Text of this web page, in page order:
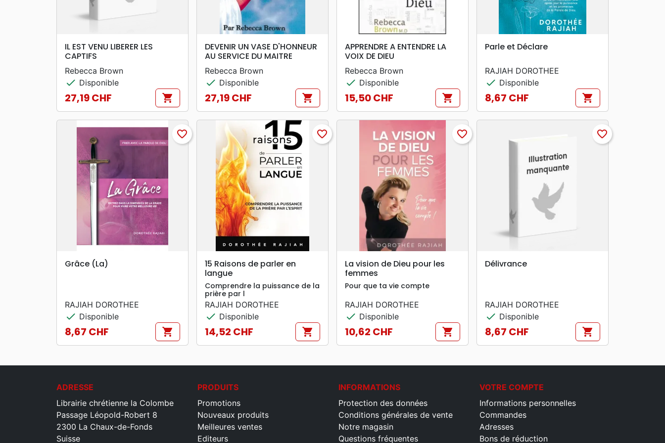
searchAPERÇU RAPIDE
IL EST VENU LIBERER LES
CAPTIFS
Rebecca Brown
check Disponible
Prix
27,19 CHF shopping_cart
search APERÇU RAPIDE
DEVENIR UN VASE D'HONNEUR
AU SERVICE DU MAITRE
Rebecca Brown
check Disponible
Prix
27,19 CHF shopping_cart
searchAPERÇU RAPIDE
APPRENDRE A ENTENDRE LA
VOIX DE DIEU
Rebecca Brown
check Disponible
Prix
15,50 CHF shopping_cart
search APERÇU RAPIDE
Parle et Déclare
RAJIAH DOROTHEE
check Disponible
Prix
8,67 CHF shopping_cart
searchAPERÇU RAPIDE
favorite_border
Grâce (La)
RAJIAH DOROTHEE
check Disponible
Prix
8,67 CHF shopping_cart
search APERÇU RAPIDE
favorite_border
15 Raisons de parler en
langue
Comprendre la puissance de la
prière par l
RAJIAH DOROTHEE
check Disponible
Prix
14,52 CHF shopping_cart
search APERÇU RAPIDE
favorite_border
La vision de Dieu pour les
femmes
Pour que ta vie compte
RAJIAH DOROTHEE
check Disponible
Prix
10,62 CHF shopping_cart
search
favorite_border
Délivrance
RAJIAH DOROTHEE
check Disponible
Prix
8,67 CHF shopping_cart
ADRESSE
Librairie chrétienne la Colombe
Passage Léopold-Robert 8
2300 La Chaux-de-Fonds
Suisse
PRODUITS
Promotions
Nouveaux produits
Meilleures ventes
Editeurs
INFORMATIONS
Protection des données
Conditions générales de vente
Notre magasin
Questions fréquentes
VOTRE COMPTE
Informations personnelles
Commandes
Adresses
Bons de réduction